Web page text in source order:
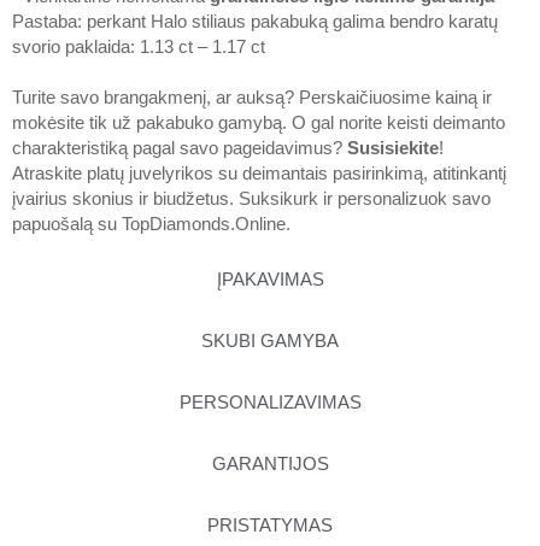
ĮPAKAVIMAS
SKUBI GAMYBA
PERSONALIZAVIMAS
GARANTIJOS
PRISTATYMAS
Pastaba: perkant Halo stiliaus pakabuką galima bendro karatų
svorio paklaida: 1.13 ct – 1.17 ct
Turite savo brangakmenį, ar auksą? Perskaičiuosime kainą ir
mokėsite tik už pakabuko gamybą. O gal norite keisti deimanto
charakteristiką pagal savo pageidavimus? Susisiekite!
Atraskite platų juvelyrikos su deimantais pasirinkimą, atitinkantį
įvairius skonius ir biudžetus. Suksikurk ir personalizuok savo
papuošalą su TopDiamonds.Online.